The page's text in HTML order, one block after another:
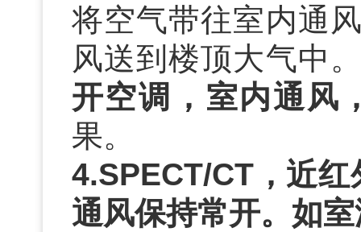
将空气带往室内通
风送到楼顶大气中
开空调，室内通风
果。
4.SPECT/CT，近红
通风保持常开。如